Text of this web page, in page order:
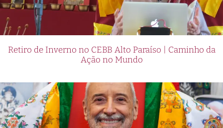
Retiro de Inverno no CEBB Alto Paraíso | Caminho da
Ação no Mundo